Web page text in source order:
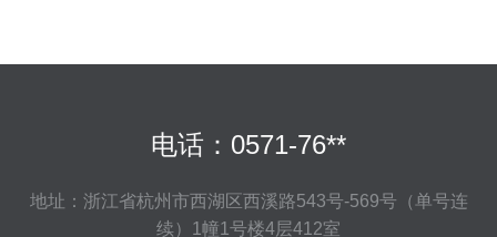
电话：0571-76**
地址：浙江省杭州市西湖区西溪路543号-569号（单号连
续）1幢1号楼4层412室